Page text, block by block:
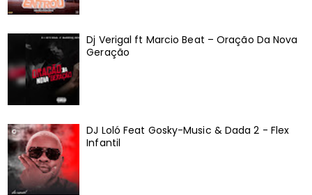
Dj Verigal ft Marcio Beat – Oração Da Nova
Geração
DJ Loló Feat Gosky-Music & Dada 2 - Flex
Infantil